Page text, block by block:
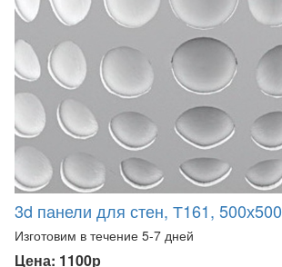
3d панели для стен, Т161, 500х500
Изготовим в течение 5-7 дней
Цена: 1100р